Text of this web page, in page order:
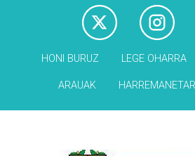
HONI BURUZ LEGE OHARRA
ARAUAK